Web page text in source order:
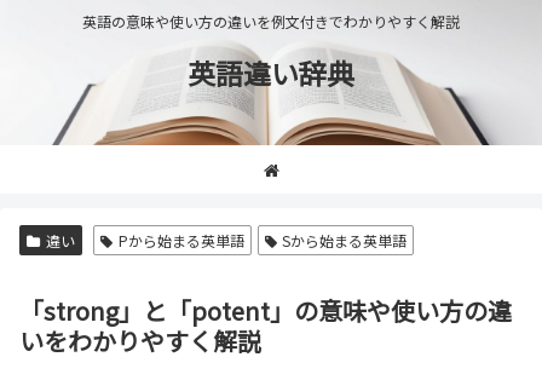
英語の意味や使い方の違いを例文付きでわかりやすく解説
英語違い辞典
違い Pから始まる英単語 Sから始まる英単語
「strong」と「potent」の意味や使い方の違
いをわかりやすく解説